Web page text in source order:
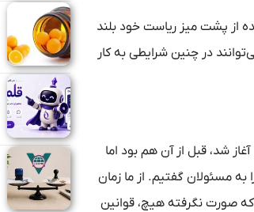
از پشت میز ریاست خود بلند
در چنین شرایطی به کار
می‌گوید: «اعتراضات جدی ما از آذر 1401 آغاز شد، قبل از آن هم بود اما
به مسئولان گفتیم. از ما زمان
صورت نگرفته هیچ، قوانین